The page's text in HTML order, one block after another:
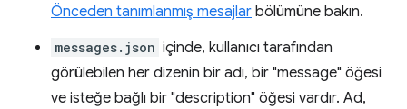
Önceden tanımlanmış mesajlar bölümüne bakın.
messages.json içinde, kullanıcı tarafından
görülebilen her dizenin bir adı, bir "message" öğesi
ve isteğe bağlı bir "description" öğesi vardır. Ad,